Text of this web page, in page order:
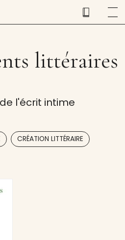
littéraires
l'écrit intime
CRÉATION LITTÉRAIRE